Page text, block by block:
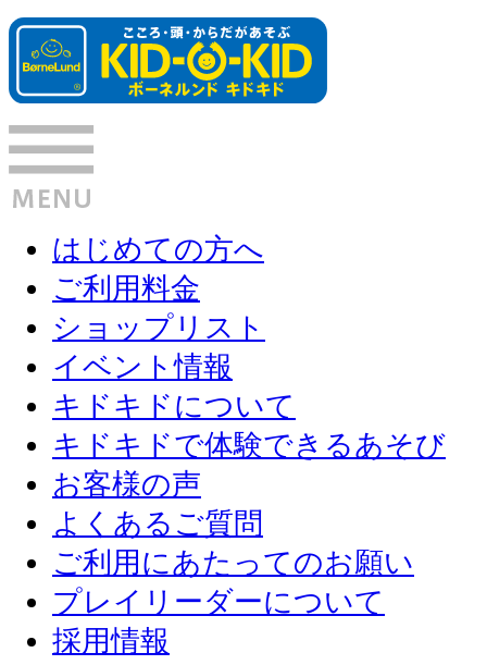
はじめての方へ
ご利用料金
ショップリスト
イベント情報
キドキドについて
キドキドで体験できるあそび
お客様の声
よくあるご質問
ご利用にあたってのお願い
プレイリーダーについて
採用情報